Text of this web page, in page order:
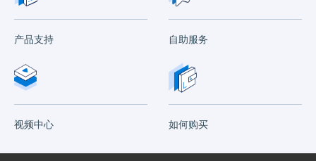
产品支持 自助服务
视频中心 如何购买